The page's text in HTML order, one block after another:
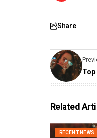
Share
Related
RECENT NEWS